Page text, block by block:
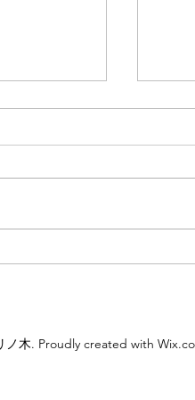
ノ木. Proudly created with